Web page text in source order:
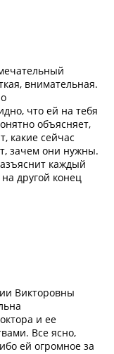
внимательная.
что ей на тебя
объясняет,
какие сейчас
зачем они нужны.
каждый
другой конец
Викторовны
и ее
Все ясно,
ей огромное за